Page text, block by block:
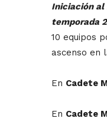
Iniciación al
temporada
10 equipos
ascenso en
En Cadete
En Cadete